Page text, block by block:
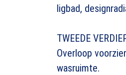
ligbad,
TWEEDE
Overloop
wasruimte.